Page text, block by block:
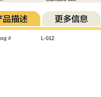
# L-012